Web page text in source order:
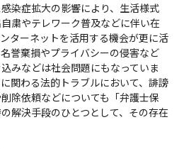
染症拡大の影響により、生活様式
粛やテレワーク普及などに伴い在
ターネットを活用する機会が更に活
誉棄損やプライバシーの侵害など
みなどは社会問題にもなっていま
関わる法的トラブルにおいて、誹謗
除依頼などについても「弁護士保
解決手段のひとつとして、その存在